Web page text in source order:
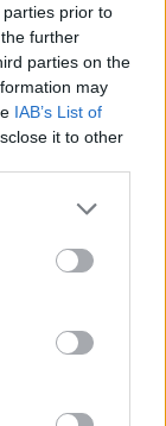
prior to
further
parties on the
may
IAB’s List of
it to other
more Google
may click to
party tags to
below Google
:)